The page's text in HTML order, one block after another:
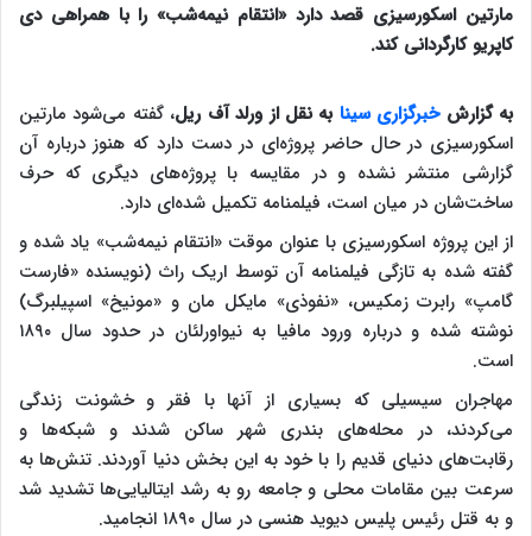
مارتین اسکورسیزی قصد دارد «انتقام نیمه‌شب» را با همراهی دی
کاپریو کارگردانی کند.
به گزارشخبرگزاری سینا به نقل از ورلد آف ریل، گفته می‌شود مارتین
اسکورسیزی در حال حاضر پروژه‌ای در دست دارد که هنوز درباره آن
گزارشی منتشر نشده و در مقایسه با پروژه‌های دیگری که حرف
ساخت‌شان در میان است، فیلمنامه تکمیل شده‌ای دارد.
از این پروژه اسکورسیزی با عنوان موقت «انتقام نیمه‌شب» یاد شده و
گفته شده به تازگی فیلمنامه آن توسط اریک راث (نویسنده «فارست
گامپ» رابرت زمکیس، «نفوذی» مایکل مان و «مونیخ» اسپیلبرگ)
نوشته شده و درباره ورود مافیا به نیواورلئان در حدود سال ۱۸۹۰
است.
مهاجران سیسیلی که بسیاری از آنها با فقر و خشونت زندگی
می‌کردند، در محله‌های بندری شهر ساکن شدند و شبکه‌ها و
رقابت‌های دنیای قدیم را با خود به این بخش دنیا آوردند. تنش‌ها به
سرعت بین مقامات محلی و جامعه رو به رشد ایتالیایی‌ها تشدید شد
و به قتل رئیس پلیس دیوید هنسی در سال ۱۸۹۰ انجامید.